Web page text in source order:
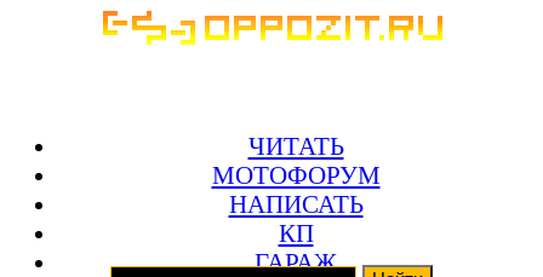
ЧИТАТЬ
МОТОФОРУМ
НАПИСАТЬ
КП
ГАРАЖ